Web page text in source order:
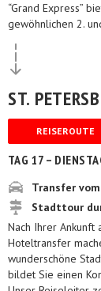
“Grand Express”
gewöhnlichen 2.
ST.
REISEROUTE
TAG 17 –
Transfer
Stadttour
Nach Ihrer Ankunft
Hoteltransfer
wunderschöne
bildet Sie einen